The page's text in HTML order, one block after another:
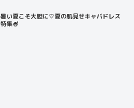
暑い夏こそ大胆に♡夏の肌見せキャバドレス
特集🍧